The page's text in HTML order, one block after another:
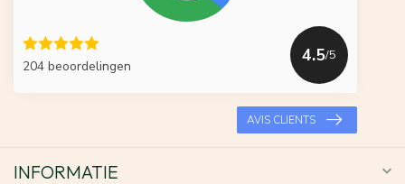
204 beoordelingen
4.5/5
AVIS CLIENTS
INFORMATIE